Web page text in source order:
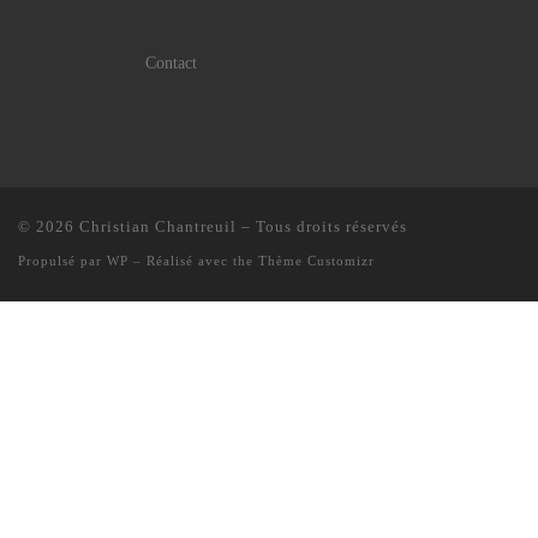
Contact
© 2026 Christian Chantreuil – Tous droits réservés
Propulsé par WP – Réalisé avec the Thème Customizr